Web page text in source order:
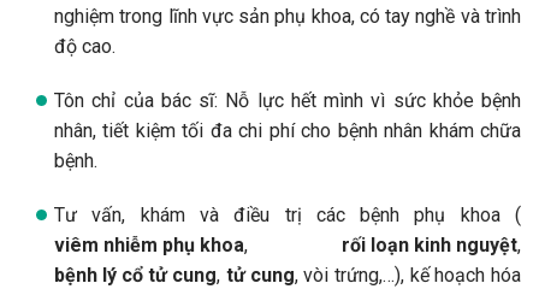
nghiệm trong lĩnh vực sản phụ khoa, có tay nghề và trình
độ cao.
Tôn chỉ của bác sĩ: Nỗ lực hết mình vì sức khỏe bệnh
nhân, tiết kiệm tối đa chi phí cho bệnh nhân khám chữa
bệnh.
Tư vấn, khám và điều trị các bệnh phụ khoa (
viêm nhiễm phụ khoa, rối loạn kinh nguyệt,
bệnh lý cổ tử cung, tử cung, vòi trứng,…), kế hoạch hóa